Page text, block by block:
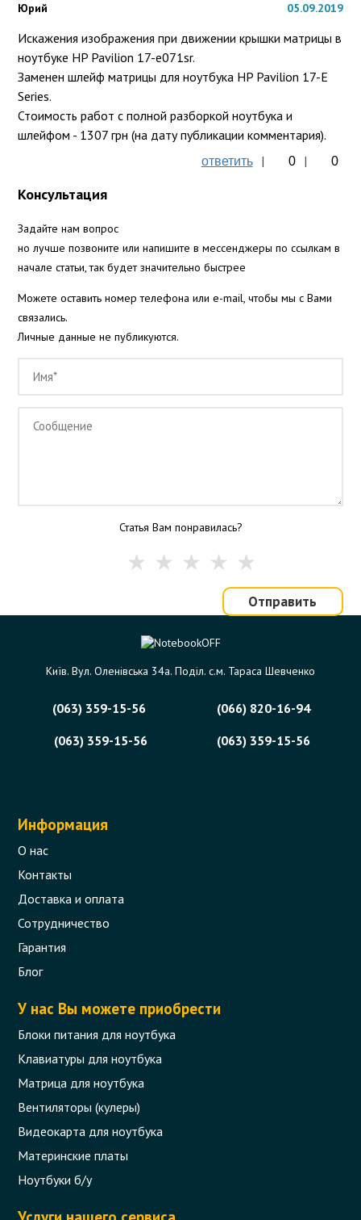
Юрий 05.09.2019
Искажения изображения при движении крышки матрицы в
ноутбуке HP Pavilion 17-e071sr.
Заменен шлейф матрицы для ноутбука HP Pavilion 17-E
Series.
Стоимость работ с полной разборкой ноутбука и
шлейфом - 1307 грн (на дату публикации комментария).
ответить | 0 | 0
Консультация
Задайте нам вопрос
но лучше позвоните или напишите в мессенджеры по ссылкам в
начале статьи, так будет значительно быстрее
Можете оставить номер телефона или e-mail, чтобы мы с Вами
связались.
Личные данные не публикуются.
Статья Вам понравилась?
Отправить
Київ. Вул. Оленівська 34а. Поділ. с.м. Тараса Шевченко
(063) 359-15-56
(066) 820-16-94
(063) 359-15-56
(063) 359-15-56
Информация
О нас
Контакты
Доставка и оплата
Сотрудничество
Гарантия
Блог
У нас Вы можете приобрести
Блоки питания для ноутбука
Клавиатуры для ноутбука
Матрица для ноутбука
Вентиляторы (кулеры)
Видеокарта для ноутбука
Материнские платы
Ноутбуки б/у